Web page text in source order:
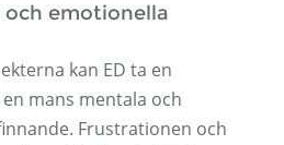
och emotionella
kan ED ta en
mans mentala och
Frustrationen och